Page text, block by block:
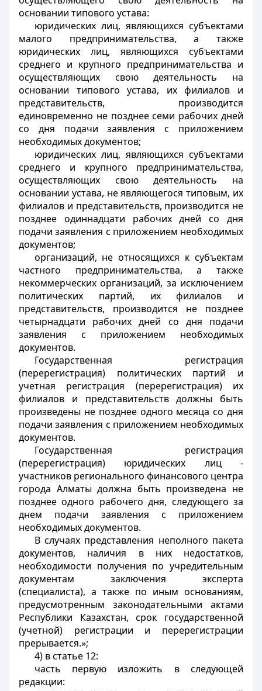
основании типового устава:
юридических лиц, являющихся субъектами
малого предпринимательства, а также
юридических лиц, являющихся субъектами
среднего и крупного предпринимательства и
осуществляющих свою деятельность на
основании типового устава, их филиалов и
представительств, производится
единовременно не позднее семи рабочих дней
со дня подачи заявления с приложением
необходимых документов;
юридических лиц, являющихся субъектами
среднего и крупного предпринимательства,
осуществляющих свою деятельность на
основании устава, не являющегося типовым, их
филиалов и представительств, производится не
позднее одиннадцати рабочих дней со дня
подачи заявления с приложением необходимых
документов;
организаций, не относящихся к субъектам
частного предпринимательства, а также
некоммерческих организаций, за исключением
политических партий, их филиалов и
представительств, производится не позднее
четырнадцати рабочих дней со дня подачи
заявления с приложением необходимых
документов.
Государственная регистрация
(перерегистрация) политических партий и
учетная регистрация (перерегистрация) их
филиалов и представительств должны быть
произведены не позднее одного месяца со дня
подачи заявления с приложением необходимых
документов.
Государственная регистрация
(перерегистрация) юридических лиц -
участников регионального финансового центра
города Алматы должна быть произведена не
позднее одного рабочего дня, следующего за
днем подачи заявления с приложением
необходимых документов.
В случаях представления неполного пакета
документов, наличия в них недостатков,
необходимости получения по учредительным
документам заключения эксперта
(специалиста), а также по иным основаниям,
предусмотренным законодательными актами
Республики Казахстан, срок государственной
(учетной) регистрации и перерегистрации
прерывается.»;
4) в статье 12:
часть первую изложить в следующей
редакции: